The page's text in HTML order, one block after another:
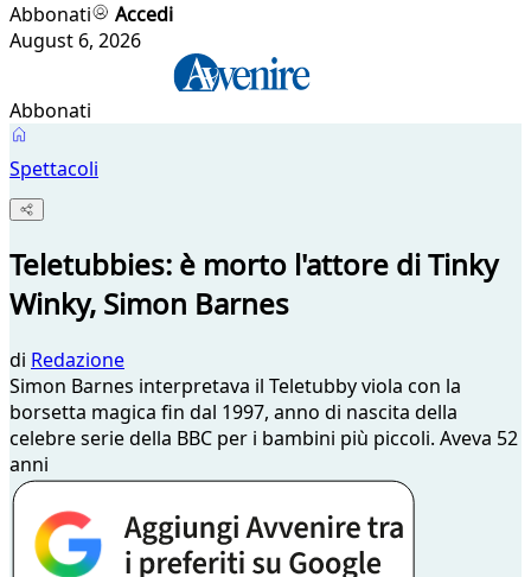
Abbonati
Accedi
August 6, 2026
Abbonati
Spettacoli
Teletubbies: è morto l'attore di Tinky
Winky, Simon Barnes
di Redazione
Simon Barnes interpretava il Teletubby viola con la
borsetta magica fin dal 1997, anno di nascita della
celebre serie della BBC per i bambini più piccoli. Aveva 52
anni